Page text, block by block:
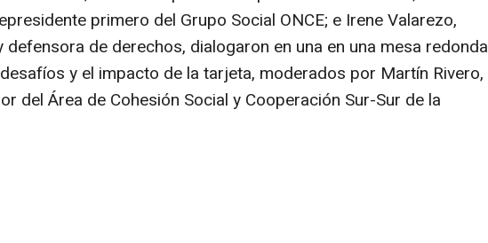
primero del Grupo Social ONCE; e Irene Valarezo,
defensora de derechos, dialogaron en una en una mesa redonda
y el impacto de la tarjeta, moderados por Martín Rivero,
del Área de Cohesión Social y Cooperación Sur-Sur de la